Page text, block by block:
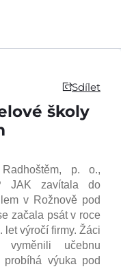
Sdílet
školy
p. o.,
JAK zavítala do
v Rožnově pod
začala psát v roce
let výročí firmy. Žáci
učebnu
výuka pod